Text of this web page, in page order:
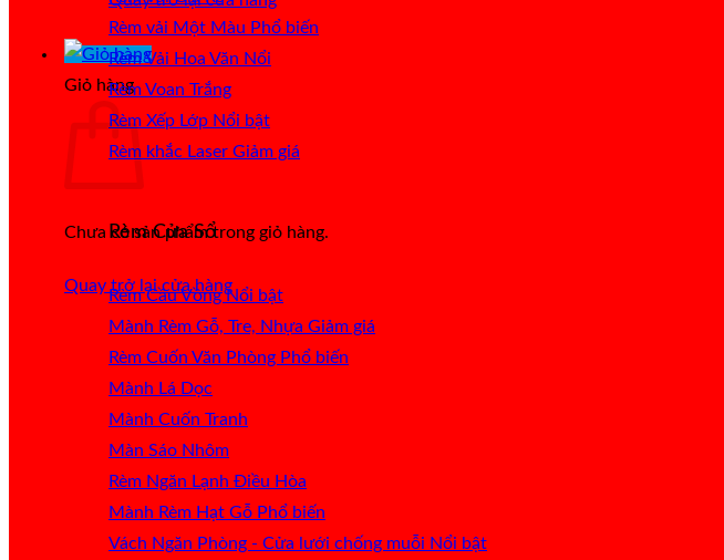
Giỏ hàng
Chưa có sản phẩm trong giỏ hàng.
Quay trở lại cửa hàng
Rèm vải Một Màu
Rèm Vải Hoa Văn Nổi
Rèm Voan Trắng
Rèm Xếp Lớp
Rèm khắc Laser
Rèm Cửa Sổ
Rèm Cầu Vồng
Mành Rèm Gỗ, Tre, Nhựa
Rèm Cuốn Văn Phòng
Mành Lá Dọc
Mành Cuốn Tranh
Màn Sáo Nhôm
Rèm Ngăn Lạnh Điều Hòa
Mành Rèm Hạt Gỗ
Vách Ngăn Phòng - Cửa lưới chống muỗi